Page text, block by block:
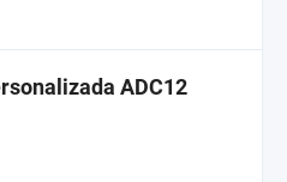
ADC12